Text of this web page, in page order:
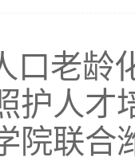
口老龄
护人才
院联合